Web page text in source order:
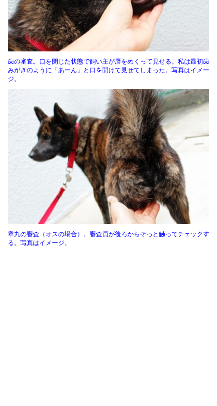
歯の審査。口を閉じた状態で飼い主が唇をめくって見せる。私は最初歯
みがきのように「あーん」と口を開けて見せてしまった。写真はイメー
ジ。
睾丸の審査（オスの場合）。審査員が後ろからそっと触ってチェックす
る。写真はイメージ。